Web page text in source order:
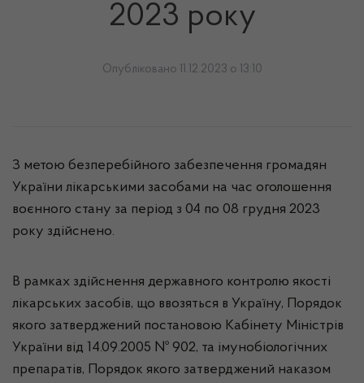
2023 року
Опубліковано 11.12.2023 о 13:10
З метою безперебійного забезпечення громадян
України лікарськими засобами на час оголошення
воєнного стану за період з 04 по 08 грудня 2023
року здійснено.
В рамках здійснення державного контролю якості
лікарських засобів, що ввозяться в Україну, Порядок
якого затверджений постановою Кабінету Міністрів
України від 14.09.2005 № 902, та імунобіологічних
препаратів, Порядок якого затверджений наказом